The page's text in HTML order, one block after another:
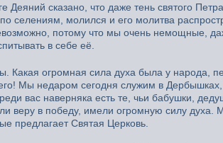
сказано, что даже тень святого
селениям, молился и его молитва
потому что мы очень немощные,
в себе её.
Какая огромная сила духа была у народа,
Мы недаром сегодня служим в
вас наверняка есть те, чьи бабушки,
веру в победу, имели огромную силу
предлагает Святая Церковь.